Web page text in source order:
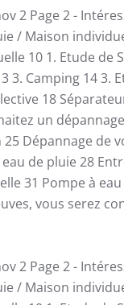
2 Page 2 -
/ Maison
10 1. Etude de
3. Camping 143.
18
un dépannage
25 Dépannage de
de pluie 28
31 Pompe à
vous serez
2 Page 2 -
/ Maison